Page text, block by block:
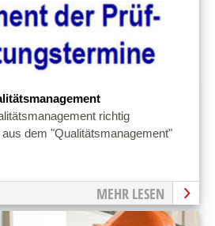
richtig
dem "Qualitätsmanagement"
MEHR LESEN